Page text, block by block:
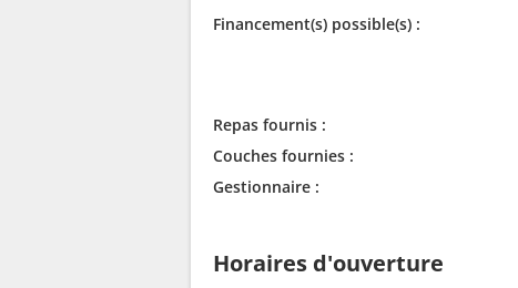
Financement(s) possible(s) :
Repas fournis :
Couches fournies :
Gestionnaire :
Horaires d'ouverture